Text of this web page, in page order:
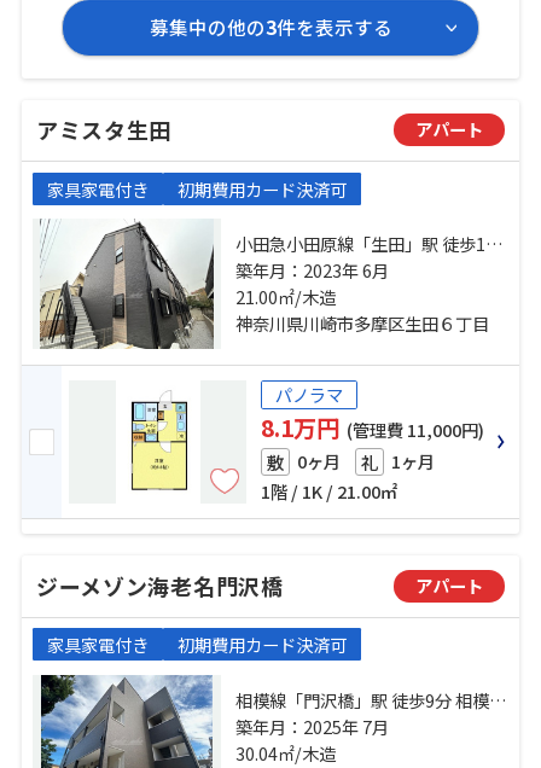
募集中の他の3件を表示する
アミスタ生田 アパート
家具家電付き 初期費用カード決済可
小田急小田原線「生田」駅 徒歩10
分 小田急小田原線「読売ランド
前」駅 徒歩17分 南武線「稲田堤」
駅 バス2分 塚戸 停歩17分
築年月：2023年 6月
21.00㎡/木造
神奈川県川崎市多摩区生田６丁目
パノラマ
8.1万円 (管理費 11,000円)
敷 0ヶ月 礼 1ヶ月
1階 / 1K / 21.00㎡
ジーメゾン海老名門沢橋 アパート
家具家電付き 初期費用カード決済可
相模線「門沢橋」駅 徒歩9分 相模線
「倉見」駅 徒歩14分 小田急小田原
線「本厚木」駅 バス23分 戸田（厚
築年月：2025年 7月
30.04㎡/木造